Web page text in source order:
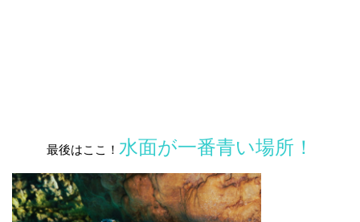
最後はここ！ 水面が一番青い場所！